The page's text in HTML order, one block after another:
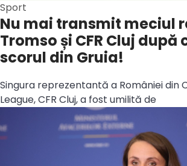
Sport
Nu mai transmit meciul
Tromso și CFR Cluj după
scorul din Gruia!
Singura reprezentantă a României din
League, CFR Cluj, a fost umilită de